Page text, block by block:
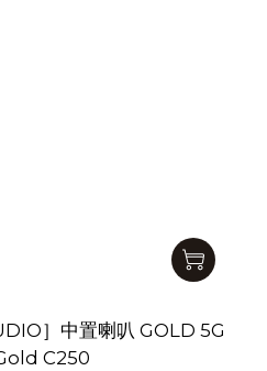
］中置喇叭 GOLD 5G
C250